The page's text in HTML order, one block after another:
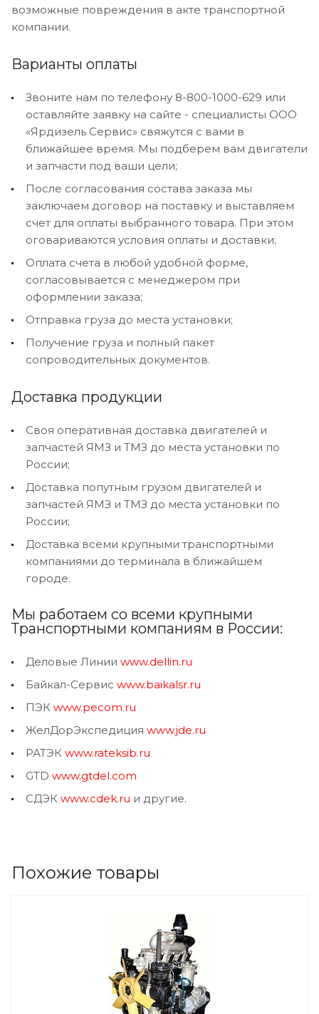
возможные повреждения в акте транспортной
компании.
Варианты оплаты
Звоните нам по телефону 8-800-1000-629 или
оставляйте заявку на сайте - специалисты ООО
«Ярдизель Сервис» свяжутся с вами в
ближайшее время. Мы подберем вам двигатели
и запчасти под ваши цели;
После согласования состава заказа мы
заключаем договор на поставку и выставляем
счет для оплаты выбранного товара. При этом
оговариваются условия оплаты и доставки;
Оплата счета в любой удобной форме,
согласовывается с менеджером при
оформлении заказа;
Отправка груза до места установки;
Получение груза и полный пакет
сопроводительных документов.
Доставка продукции
Своя оперативная доставка двигателей и
запчастей ЯМЗ и ТМЗ до места установки по
России;
Доставка попутным грузом двигателей и
запчастей ЯМЗ и ТМЗ до места установки по
России;
Доставка всеми крупными транспортными
компаниями до терминала в ближайшем
городе.
Мы работаем со всеми крупными
Транспортными компаниям в России:
Деловые Линии www.dellin.ru
Байкал-Сервис www.baikalsr.ru
ПЭК www.pecom.ru
ЖелДорЭкспедиция www.jde.ru
РАТЭК www.rateksib.ru
GTD www.gtdel.com
СДЭК www.cdek.ru и другие.
Похожие товары